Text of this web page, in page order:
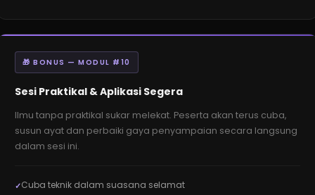
🎁 BONUS — MODUL #10
Sesi Praktikal & Aplikasi Segera
Ilmu tanpa praktikal sukar melekat. Peserta akan terus cuba,
susun ayat dan perbaiki gaya penyampaian secara langsung
dalam sesi ini.
Cuba teknik dalam suasana selamat